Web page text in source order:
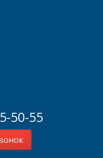
50-55